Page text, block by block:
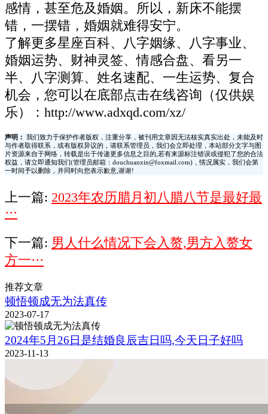
感情，甚至危及婚姻。所以，新床不能摆
错，一摆错，婚姻就难得安宁。
了解更多星座百科、八字姻缘、八字事业、
婚姻运势、财神灵签、情感合盘、看另一
半、八字测算、姓名速配、一生运势、复合
机会，您可以在底部点击在线咨询（仅供娱
乐）：http://www.adxqd.com/xz/
声明：
我们致力于保护作者版权，注重分享，被刊用文章因无法核实真实出处，未能及时
与作者取得联系，或有版权异议的，请联系管理员，我们会立即处理，本站部分文字与图
片资源来自于网络，转载是出于传递更多信息之目的,若有来源标注错误或侵犯了您的合法
权益，请立即通知我们(管理员邮箱：douchuanxin@foxmail.com)，情况属实，我们会第
一时间予以删除，并同时向您表示歉意,谢谢!
上一篇: 2023年农历腊月初八腊八节是最好最
···
下一篇: 男人什么情况下会入赘,男方入赘女
方一···
推荐文章
顿悟顿成无为法真传
2023-07-17
2024年5月26日是结婚良辰吉日吗,今天日子好吗
2023-11-13